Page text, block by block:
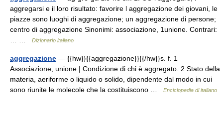
aggregarsi e il loro risultato: favorire l aggregazione dei giovani, le
piazze sono luoghi di aggregazione; un aggregazione di persone;
centro di aggregazione Sinonimi: associazione, 1unione. Contrari:
Dizionario italiano
aggregazione — {{hw}}{{aggregazione}}{{/hw}}s. f. 1
Associazione, unione | Condizione di chi è aggregato. 2 Stato della
materia, aeriforme o liquido o solido, dipendente dal modo in cui
sono riunite le molecole che la costituiscono …
Enciclopedia di italiano